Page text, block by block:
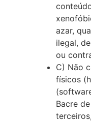
azar,
ilegal,
ou
C) Não
físicos
Bacre